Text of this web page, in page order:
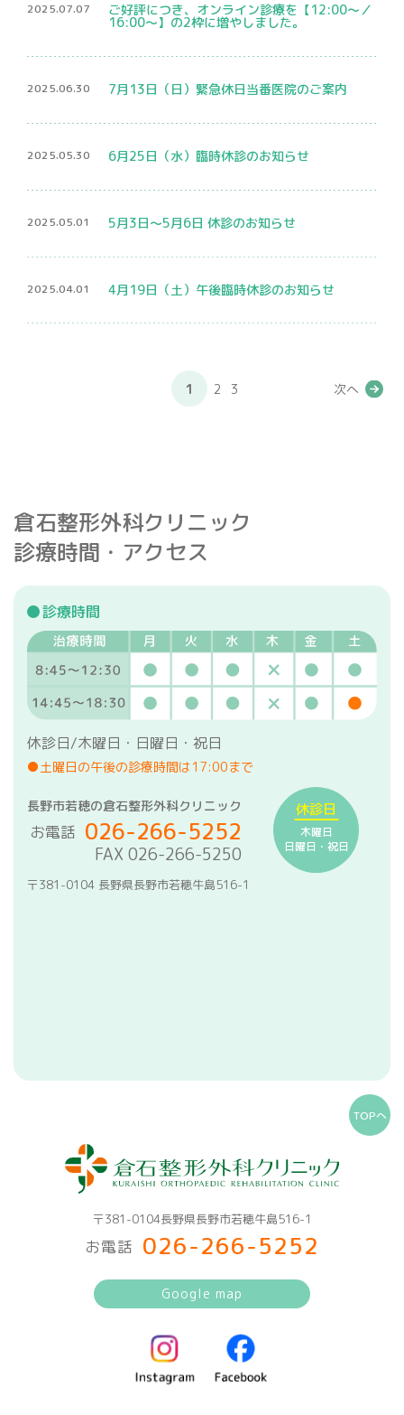
2025.07.07 ご好評につき、オンライン診療を【12:00〜／
16:00〜】の2枠に増やしました。
2025.06.30 7月13日（日）緊急休日当番医院のご案内
2025.05.30 6月25日（水）臨時休診のお知らせ
2025.05.01 5月3日〜5月6日 休診のお知らせ
2025.04.01 4月19日（土）午後臨時休診のお知らせ
1 2 3 次へ
倉石整形外科クリニック
診療時間・アクセス
診療時間
休診日/木曜日・日曜日・祝日
●土曜日の午後の診療時間は17:00まで
長野市若穂の倉石整形外科クリニック
お電話 026-266-5252
FAX 026-266-5250
〒381-0104 長野県長野市若穂牛島516-1
休診日
木曜日
日曜日・祝日
TOPへ
〒381-0104長野県長野市若穂牛島516-1
お電話 026-266-5252
Google map